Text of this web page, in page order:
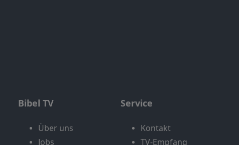
Bibel TV
Über uns
Jobs
Service
Kontakt
TV-Empfang